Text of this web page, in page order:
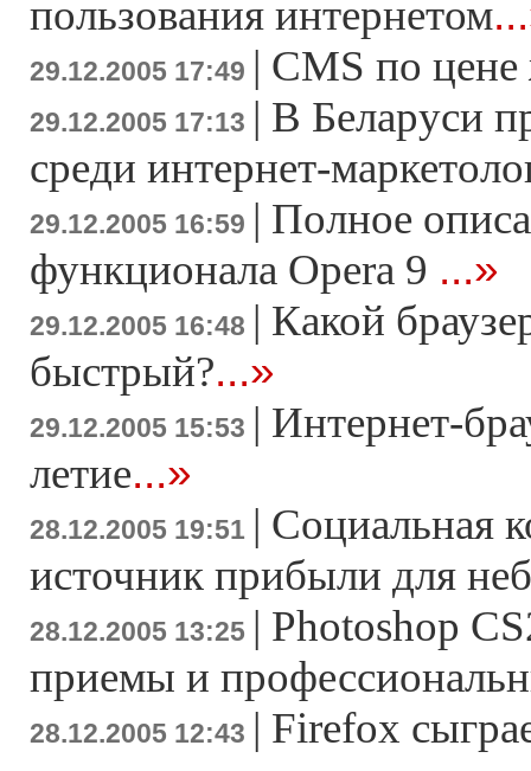
пользования интернетом
29.12.2005 17:49 | CMS по
29.12.2005 17:13 | В Беларуси
среди интернет-
29.12.2005 16:59 | Полное
функционала Opera 9 ...»
29.12.2005 16:48 | Какой
быстрый?...»
29.12.2005 15:53 | Интернет-
летие...»
28.12.2005 19:51 | Социальная
источник прибыли для
28.12.2005 13:25 | Photoshop
приемы и
28.12.2005 12:43 | Firefox